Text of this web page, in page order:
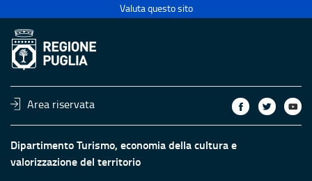
Valuta questo sito
Area riservata
Dipartimento Turismo, economia della cultura e
valorizzazione del territorio